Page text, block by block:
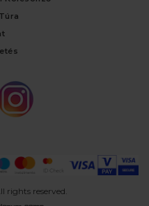
rights reserved.